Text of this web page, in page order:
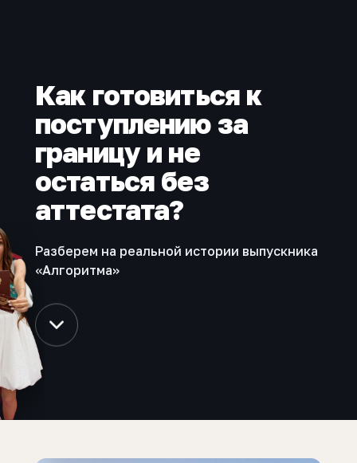
Как готовиться к
поступлению за
границу и не
остаться без
аттестата?
Разберем на реальной истории выпускника
«Алгоритма»